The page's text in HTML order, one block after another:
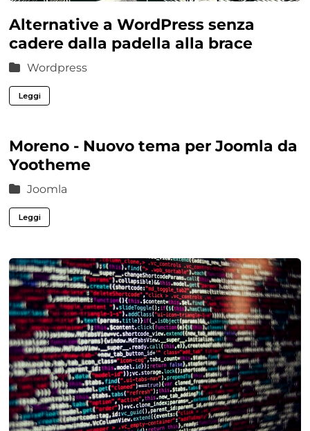
Alternative a WordPress senza
cadere dalla padella alla brace
Wordpress
Leggi
Moreno - Nuovo tema per Joomla da
Yootheme
Joomla
Leggi